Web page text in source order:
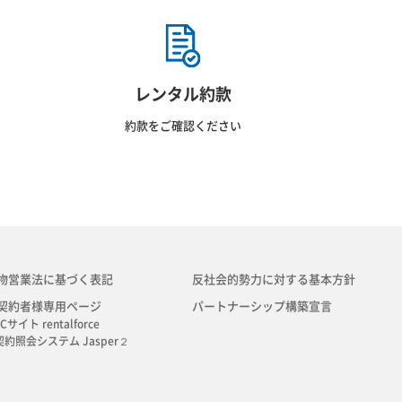
レンタル約款
約款をご確認ください
営業法に基づく表記
約者様専用ページ
サイト rentalforce
約照会システム Jasper２
反社会的勢力に対する基本方針
パートナーシップ構築宣言